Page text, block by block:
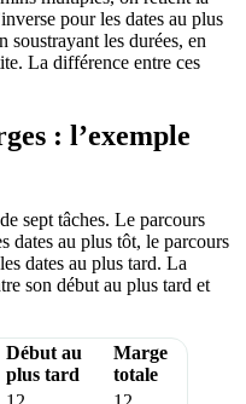
pour les dates au plus
soustrayant les durées, en
La différence entre ces
: l’exemple
sept tâches. Le parcours
dates au plus tôt, le parcours
dates au plus tard. La
son début au plus tard et
Début au
plus tard
Marge
totale